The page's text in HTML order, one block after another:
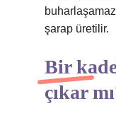
şarap üretilir.
Bir
çıkar